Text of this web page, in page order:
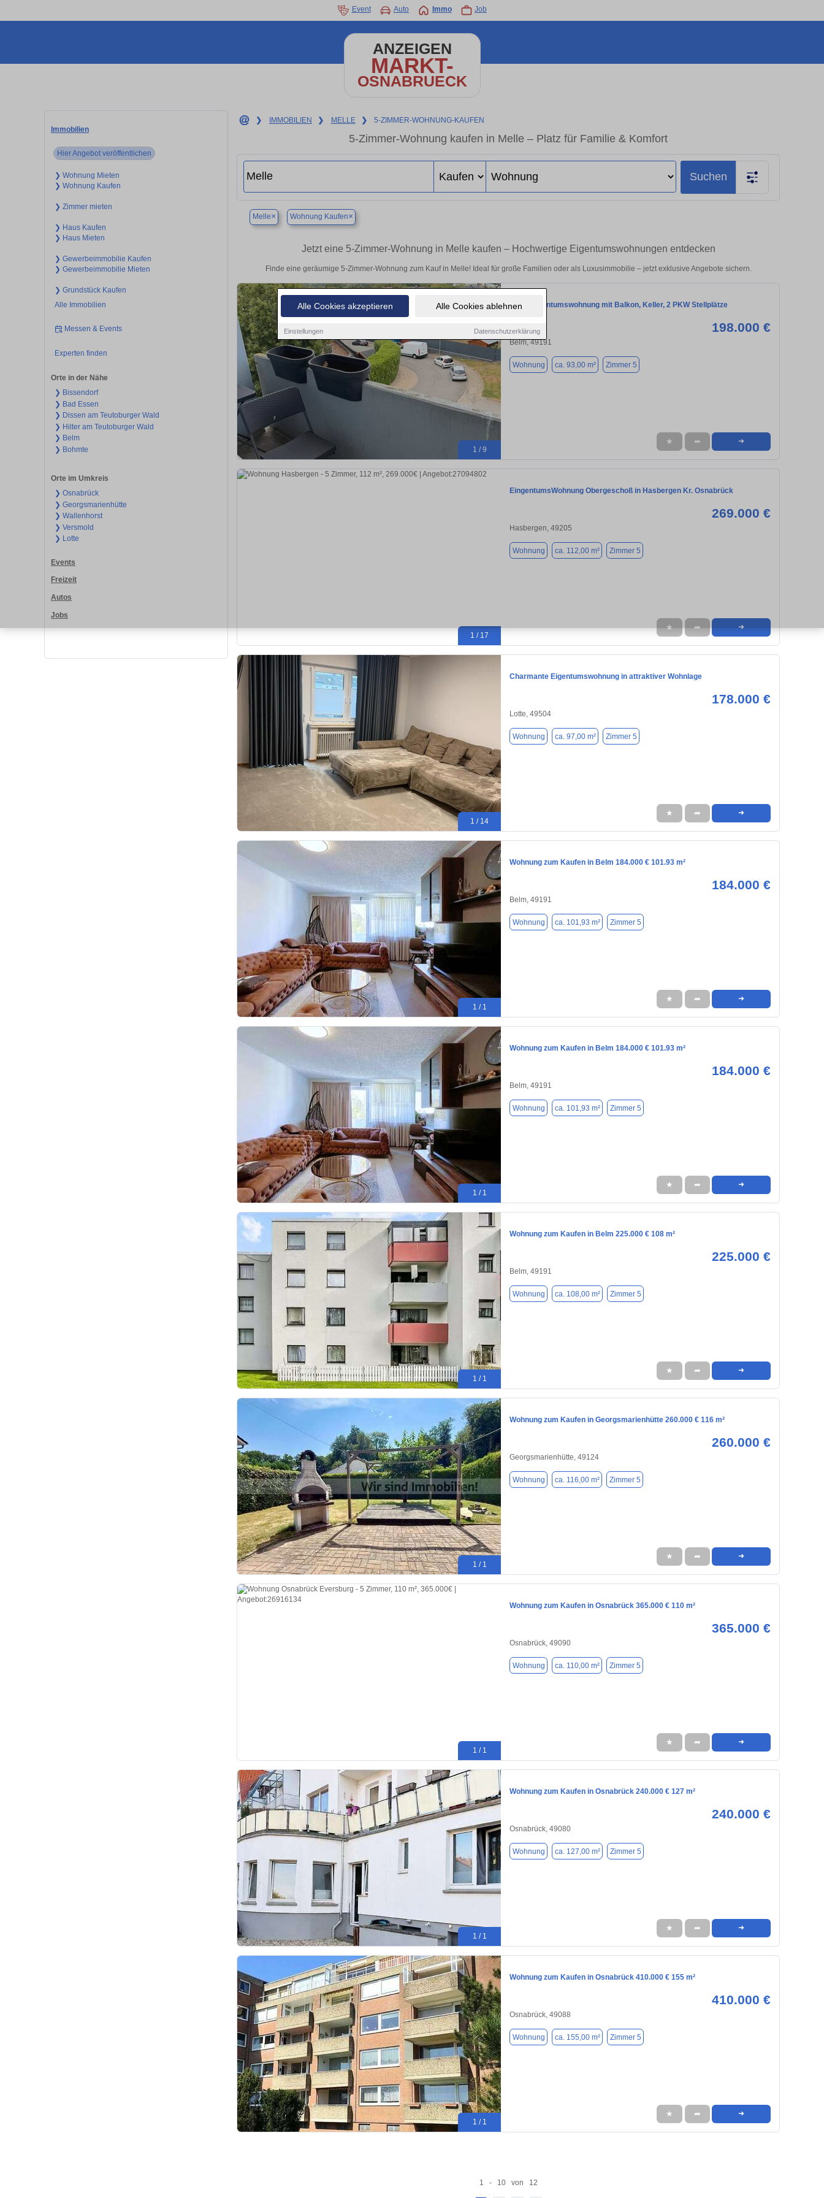
Alle Cookies akzeptieren Alle Cookies ablehnen
Einstellungen Datenschutzerklärung
Event Auto Immo Job
ANZEIGEN
MARKT-
OSNABRUECK
Immobilien
Hier Angebot veröffentlichen
❯ Wohnung Mieten
❯ Wohnung Kaufen
❯ Zimmer mieten
❯ Haus Kaufen
❯ Haus Mieten
❯ Gewerbeimmobilie Kaufen
❯ Gewerbeimmobilie Mieten
❯ Grundstück Kaufen
Alle Immobilien
Messen & Events
Experten finden
Orte in der Nähe
❯ Bissendorf
❯ Bad Essen
❯ Dissen am Teutoburger Wald
❯ Hilter am Teutoburger Wald
❯ Belm
❯ Bohmte
Orte im Umkreis
❯ Osnabrück
❯ Georgsmarienhütte
❯ Wallenhorst
❯ Versmold
❯ Lotte
Events
Freizeit
Autos
Jobs
❯ IMMOBILIEN ❯ MELLE ❯ 5-ZIMMER-WOHNUNG-KAUFEN
5-Zimmer-Wohnung kaufen in Melle – Platz für Familie & Komfort
Suchen
Melle× Wohnung Kaufen×
Jetzt eine 5-Zimmer-Wohnung in Melle kaufen – Hochwertige Eigentumswohnungen entdecken
Finde eine geräumige 5-Zimmer-Wohnung zum Kauf in Melle! Ideal für große Familien oder als Luxusimmobilie – jetzt exklusive Angebote sichern.
1 / 9
93 m² Eigentumswohnung mit Balkon, Keller, 2 PKW Stellplätze
198.000 €
Belm, 49191
Wohnung ca. 93,00 m² Zimmer 5
★ ➦ ➜
1 / 17
EingentumsWohnung Obergeschoß in Hasbergen Kr. Osnabrück
269.000 €
Hasbergen, 49205
Wohnung ca. 112,00 m² Zimmer 5
★ ➦ ➜
1 / 14
Charmante Eigentumswohnung in attraktiver Wohnlage
178.000 €
Lotte, 49504
Wohnung ca. 97,00 m² Zimmer 5
★ ➦ ➜
1 / 1
Wohnung zum Kaufen in Belm 184.000 € 101.93 m²
184.000 €
Belm, 49191
Wohnung ca. 101,93 m² Zimmer 5
★ ➦ ➜
1 / 1
Wohnung zum Kaufen in Belm 184.000 € 101.93 m²
184.000 €
Belm, 49191
Wohnung ca. 101,93 m² Zimmer 5
★ ➦ ➜
1 / 1
Wohnung zum Kaufen in Belm 225.000 € 108 m²
225.000 €
Belm, 49191
Wohnung ca. 108,00 m² Zimmer 5
★ ➦ ➜
1 / 1
Wohnung zum Kaufen in Georgsmarienhütte 260.000 € 116 m²
260.000 €
Georgsmarienhütte, 49124
Wohnung ca. 116,00 m² Zimmer 5
★ ➦ ➜
1 / 1
Wohnung zum Kaufen in Osnabrück 365.000 € 110 m²
365.000 €
Osnabrück, 49090
Wohnung ca. 110,00 m² Zimmer 5
★ ➦ ➜
1 / 1
Wohnung zum Kaufen in Osnabrück 240.000 € 127 m²
240.000 €
Osnabrück, 49080
Wohnung ca. 127,00 m² Zimmer 5
★ ➦ ➜
1 / 1
Wohnung zum Kaufen in Osnabrück 410.000 € 155 m²
410.000 €
Osnabrück, 49088
Wohnung ca. 155,00 m² Zimmer 5
★ ➦ ➜
1 - 10 von 12